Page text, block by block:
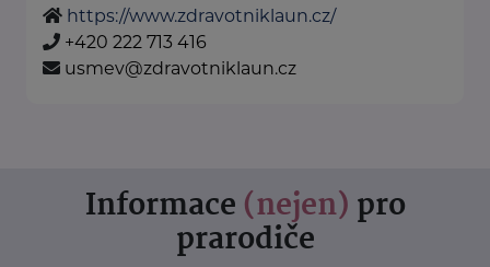
https://www.zdravotniklaun.cz/
+420 222 713 416
usmev@zdravotniklaun.cz
Informace (nejen) pro
prarodiče